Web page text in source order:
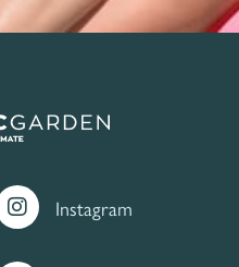
Instagram